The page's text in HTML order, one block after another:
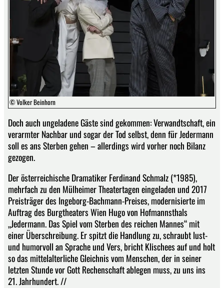
© Volker Beinhorn
Doch auch ungeladene Gäste sind gekommen: Verwandtschaft, ein
verarmter Nachbar und sogar der Tod selbst, denn für Jedermann
soll es ans Sterben gehen – allerdings wird vorher noch Bilanz
gezogen.
Der österreichische Dramatiker Ferdinand Schmalz (*1985),
mehrfach zu den Mülheimer Theatertagen eingeladen und 2017
Preisträger des Ingeborg-Bachmann-Preises, modernisierte im
Auftrag des Burgtheaters Wien Hugo von Hofmannsthals
„Jedermann. Das Spiel vom Sterben des reichen Mannes“ mit
einer Überschreibung. Er spitzt die Handlung zu, schraubt lust-
und humorvoll an Sprache und Vers, bricht Klischees auf und holt
so das mittelalterliche Gleichnis vom Menschen, der in seiner
letzten Stunde vor Gott Rechenschaft ablegen muss, zu uns ins
21. Jahrhundert. //